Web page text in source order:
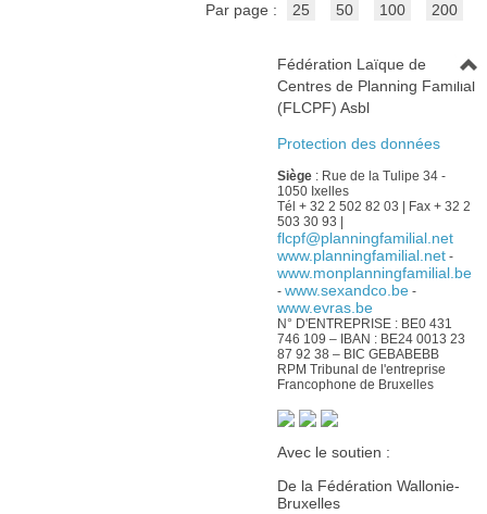
Par page :
25 50 100 200
Fédération Laïque de
Centres de Planning Familial
(FLCPF) Asbl
Protection des données
Siège: Rue de la Tulipe 34 -
1050 Ixelles
Tél + 32 2 502 82 03 | Fax + 32 2
503 30 93 |
flcpf@planningfamilial.net
www.planningfamilial.net-
www.monplanningfamilial.be
- www.sexandco.be-
www.evras.be
N° D'ENTREPRISE : BE0 431
746 109 – IBAN : BE24 0013 23
87 92 38 – BIC GEBABEBB
RPM Tribunal de l'entreprise
Francophone de Bruxelles
Avec le soutien :
De la Fédération Wallonie-
Bruxelles